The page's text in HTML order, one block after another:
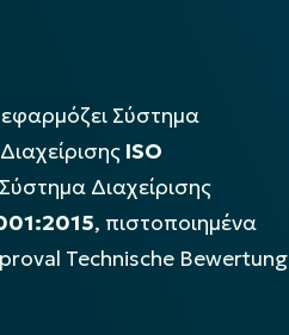
Σύστημα
ISO
Διαχείρισης
, πιστοποιημένα
Technische Bewertung